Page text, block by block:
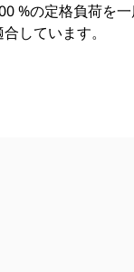
%の定格負荷を
しています。